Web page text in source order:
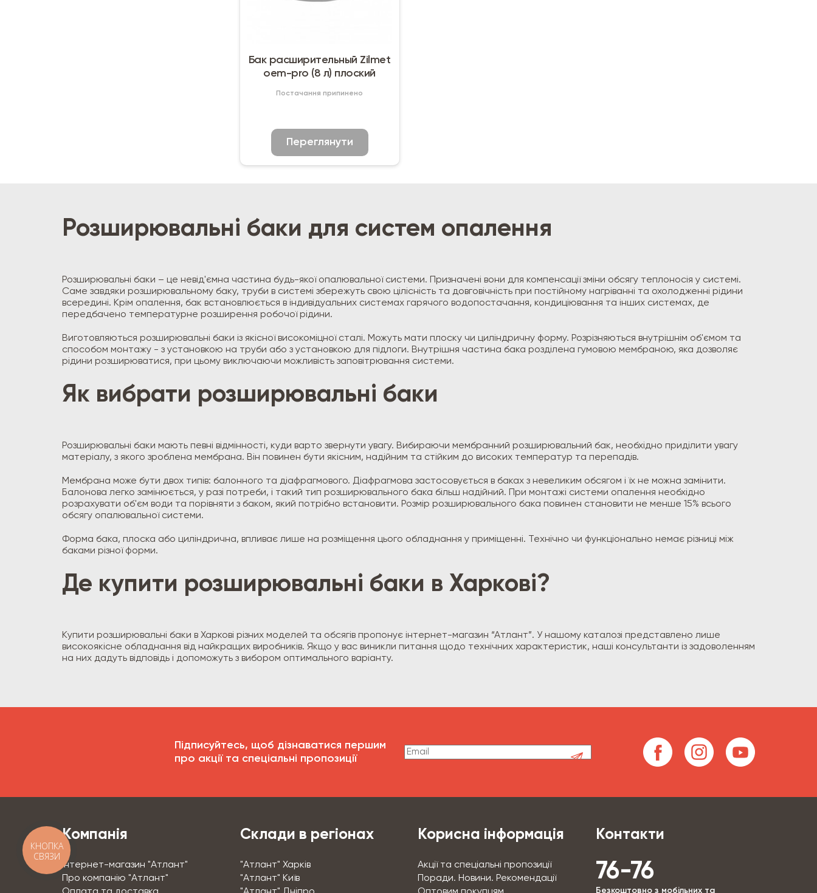
Бак расширительный Zilmet
oem-pro (8 л) плоский
Постачання припинено
Переглянути
Розширювальні баки для систем опалення
Розширювальні баки – це невід'ємна частина будь-якої опалювальної системи. Призначені вони для компенсації зміни обсягу теплоносія у системі.
Саме завдяки розширювальному баку, труби в системі збережуть свою цілісність та довговічність при постійному нагріванні та охолодженні рідини
всередині. Крім опалення, бак встановлюється в індивідуальних системах гарячого водопостачання, кондиціювання та інших системах, де
передбачено температурне розширення робочої рідини.
Виготовляються розширювальні баки із якісної високоміцної сталі. Можуть мати плоску чи циліндричну форму. Розрізняються внутрішнім об'ємом та
способом монтажу - з установкою на труби або з установкою для підлоги. Внутрішня частина бака розділена гумовою мембраною, яка дозволяє
рідини розширюватися, при цьому виключаючи можливість заповітрювання системи.
Як вибрати розширювальні баки
Розширювальні баки мають певні відмінності, куди варто звернути увагу. Вибираючи мембранний розширювальний бак, необхідно приділити увагу
матеріалу, з якого зроблена мембрана. Він повинен бути якісним, надійним та стійким до високих температур та перепадів.
Мембрана може бути двох типів: балонного та діафрагмового. Діафрагмова застосовується в баках з невеликим обсягом і їх не можна замінити.
Балонова легко замінюється, у разі потреби, і такий тип розширювального бака більш надійний. При монтажі системи опалення необхідно
розрахувати об'єм води та порівняти з баком, який потрібно встановити. Розмір розширювального бака повинен становити не менше 15% всього
обсягу опалювальної системи.
Форма бака, плоска або циліндрична, впливає лише на розміщення цього обладнання у приміщенні. Технічно чи функціонально немає різниці між
баками різної форми.
Де купити розширювальні баки в Харкові?
Купити розширювальні баки в Харкові різних моделей та обсягів пропонує інтернет-магазин “Атлант”. У нашому каталозі представлено лише
високоякісне обладнання від найкращих виробників. Якщо у вас виникли питання щодо технічних характеристик, наші консультанти із задоволенням
на них дадуть відповідь і допоможуть з вибором оптимального варіанту.
Підписуйтесь, щоб дізнаватися першим
про акції та спеціальні пропозиції
Компанія
Інтернет-магазин "Атлант"
Про компанію "Атлант"
Склади в регіонах
"Атлант" Харків
"Атлант" Київ
Корисна інформація
Акції та спеціальні пропозиції
Поради. Новини. Рекомендації
Контакти
76-76
Безкоштовно з мобільних та
КНОПКА
СВЯЗИ